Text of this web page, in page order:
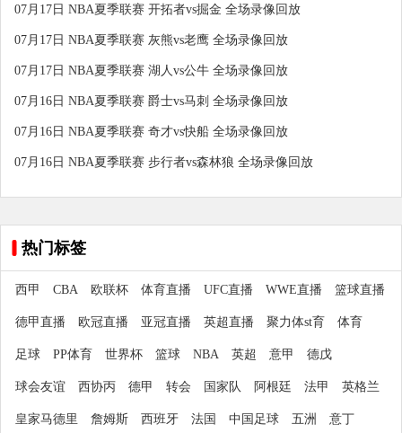
07月17日 NBA夏季联赛 开拓者vs掘金 全场录像回放
07月17日 NBA夏季联赛 灰熊vs老鹰 全场录像回放
07月17日 NBA夏季联赛 湖人vs公牛 全场录像回放
07月16日 NBA夏季联赛 爵士vs马刺 全场录像回放
07月16日 NBA夏季联赛 奇才vs快船 全场录像回放
07月16日 NBA夏季联赛 步行者vs森林狼 全场录像回放
热门标签
西甲 CBA 欧联杯 体育直播 UFC直播 WWE直播 篮球直播
德甲直播 欧冠直播 亚冠直播 英超直播 聚力体st育 体育
足球 PP体育 世界杯 篮球 NBA 英超 意甲 德戊
球会友谊 西协丙 德甲 转会 国家队 阿根廷 法甲 英格兰
皇家马德里 詹姆斯 西班牙 法国 中国足球 五洲 意丁